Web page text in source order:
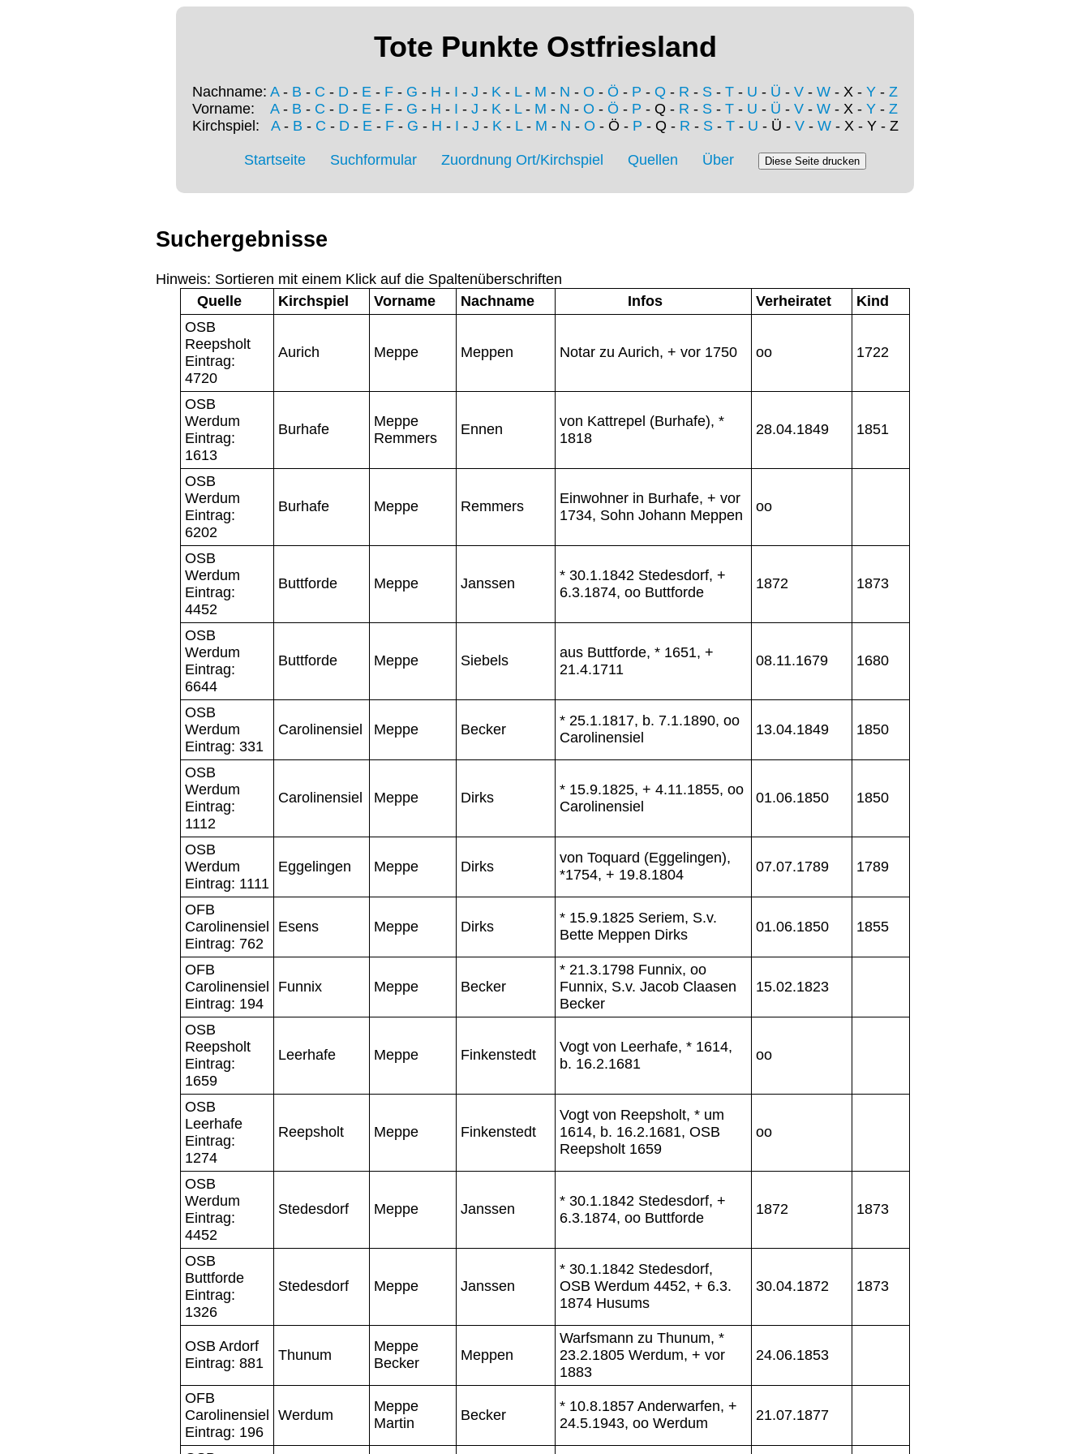
Tote Punkte Ostfriesland
Nachname: A- B - C - D - E - F - G - H - I - J - K - L- M - N - O - Ö - P - Q - R - S - T - U - Ü - V - W - X - Y - Z
Vorname: A- B - C - D - E - F - G - H - I - J - K - L- M - N - O - Ö - P - Q - R - S - T - U - Ü - V - W - X - Y - Z
Kirchspiel: A- B - C - D- E- F- G - H - I - J - K- L- M - N - O - Ö - P - Q - R - S- T- U - Ü - V- W- X - Y - Z
Startseite Suchformular Zuordnung Ort/Kirchspiel Quellen Über
Suchergebnisse
Hinweis: Sortieren mit einem Klick auf die Spaltenüberschriften
Quelle
Kirchspiel Vorname Nachname Infos Verheiratet
Kind
OSB
Reepsholt
Eintrag:
4720
Aurich Meppe Meppen Notar zu Aurich, + vor 1750 oo 1722
OSB
Werdum
Eintrag:
1613
Burhafe
Meppe
Remmers
Ennen
von Kattrepel (Burhafe), *
1818
28.04.1849 1851
OSB
Werdum
Eintrag:
6202
Burhafe Meppe Remmers
Einwohner in Burhafe, + vor
1734, Sohn Johann Meppen
oo
OSB
Werdum
Eintrag:
4452
Buttforde Meppe Janssen
* 30.1.1842 Stedesdorf, +
6.3.1874, oo Buttforde
1872 1873
OSB
Werdum
Eintrag:
6644
Buttforde Meppe Siebels
aus Buttforde, * 1651, +
21.4.1711
08.11.1679 1680
OSB
Werdum
Eintrag: 331
Carolinensiel Meppe Becker
* 25.1.1817, b. 7.1.1890, oo
Carolinensiel
13.04.1849 1850
OSB
Werdum
Eintrag:
1112
Carolinensiel Meppe Dirks
* 15.9.1825, + 4.11.1855, oo
Carolinensiel
01.06.1850 1850
OSB
Werdum
Eintrag: 1111
Eggelingen Meppe Dirks
von Toquard (Eggelingen),
*1754, + 19.8.1804
07.07.1789 1789
OFB
Carolinensiel
Eintrag: 762
Esens Meppe Dirks
* 15.9.1825 Seriem, S.v.
Bette Meppen Dirks
01.06.1850 1855
OFB
Carolinensiel
Eintrag: 194
Funnix Meppe Becker
* 21.3.1798 Funnix, oo
Funnix, S.v. Jacob Claasen
Becker
15.02.1823
OSB
Reepsholt
Eintrag:
1659
Leerhafe Meppe Finkenstedt
Vogt von Leerhafe, * 1614,
b. 16.2.1681
oo
OSB
Leerhafe
Eintrag:
1274
Reepsholt Meppe Finkenstedt
Vogt von Reepsholt, * um
1614, b. 16.2.1681, OSB
Reepsholt 1659
oo
OSB
Werdum
Eintrag:
4452
Stedesdorf Meppe Janssen
* 30.1.1842 Stedesdorf, +
6.3.1874, oo Buttforde
1872 1873
OSB
Buttforde
Eintrag:
1326
Stedesdorf Meppe Janssen
* 30.1.1842 Stedesdorf,
OSB Werdum 4452, + 6.3.
1874 Husums
30.04.1872 1873
OSB Ardorf
Eintrag: 881
Thunum
Meppe
Becker
Meppen
Warfsmann zu Thunum, *
23.2.1805 Werdum, + vor
1883
24.06.1853
OFB
Carolinensiel
Eintrag: 196
Werdum
Meppe
Martin
Becker
* 10.8.1857 Anderwarfen, +
24.5.1943, oo Werdum
21.07.1877